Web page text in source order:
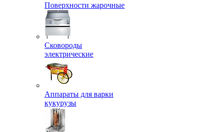
Поверхности жарочные
Сковороды
электрические
Аппараты для варки
кукурузы